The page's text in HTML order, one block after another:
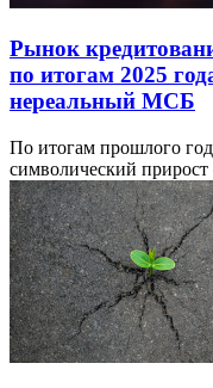
Рынок
по итогам 2025
нереальный МСБ
По итогам прошлого
символический